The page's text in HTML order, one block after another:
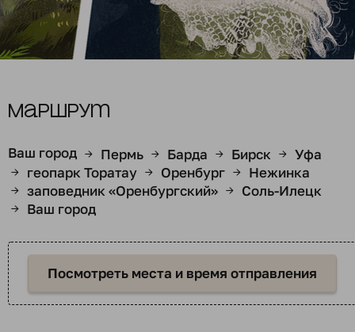
Маршрут
Ваш город → Пермь → Барда → Бирск → Уфа
→ геопарк Торатау → Оренбург → Нежинка
→ заповедник «Оренбургский» → Соль-Илецк
→ Ваш город
Посмотреть места и время отправления